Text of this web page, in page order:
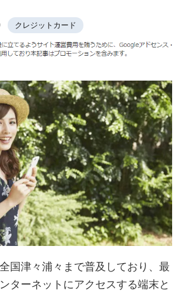
クレジットカード
国津々浦々まで普及しており、最
ターネットにアクセスする端末と